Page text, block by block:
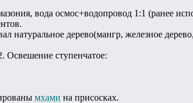
вода осмос+водопровод 1:1 (ранее
натуральное дерево(мангр, железное
Освешение ступенчатое:
мхами на присосках.